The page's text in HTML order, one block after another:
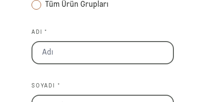
Tüm Ürün Grupları
ADI *
SOYADI *